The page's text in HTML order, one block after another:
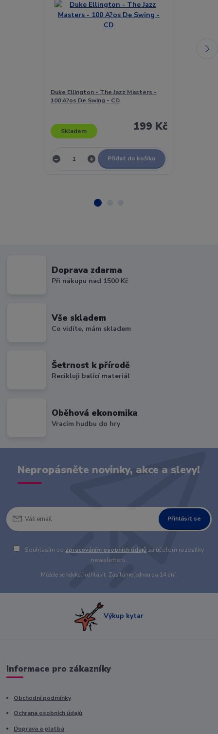
Duke Ellington - The Jazz Masters -
100 A?os De Swing - CD
199 Kč
Skladem
Přidat do košíku
Doprava zdarma
Při nákupu nad 1500 Kč
Vše skladem
Co vidíte, mám skladem
Šetrnost k přírodě
Recikluji balící materiál
Oběhová ekonomika
Vracím hudbu do hry
Nepropásněte novinky, akce a slevy!
Přihlásit se
Souhlasím se zpracováním osobních údajů za účelem rozesílky
newsletteru.
Můžete se kdykoli odhlásit. Zasíláme jednou za 14 dní.
Výkup kytar
Informace pro zákazníky
Obchodní podmínky
Ochrana osobních údajů
Doprava a platba